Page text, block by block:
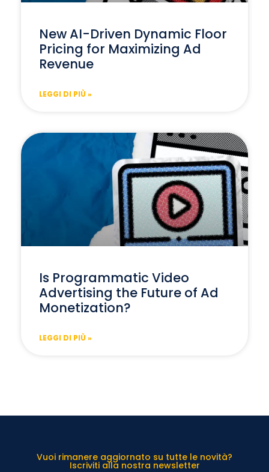
New AI-Driven Dynamic Floor
Pricing for Maximizing Ad
Revenue
LEGGI DI PIÙ »
Is Programmatic Video
Advertising the Future of Ad
Monetization?
LEGGI DI PIÙ »
Vuoi rimanere aggiornato su tutte le novità?
Iscriviti alla nostra newsletter